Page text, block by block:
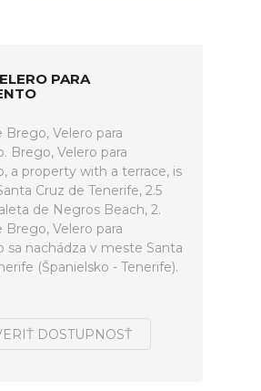
PARA
Brego, Velero para
Brego, Velero para
a property with a terrace, is
Cruz de Tenerife, 2.5
de Negros Beach, 2.
Brego, Velero para
sa nachádza v meste Santa
(Španielsko - Tenerife).
DOSTUPNOSŤ